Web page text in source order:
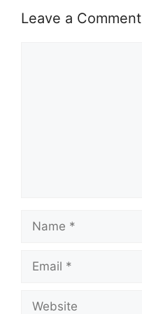
Leave a Comment
Name
Email
Website